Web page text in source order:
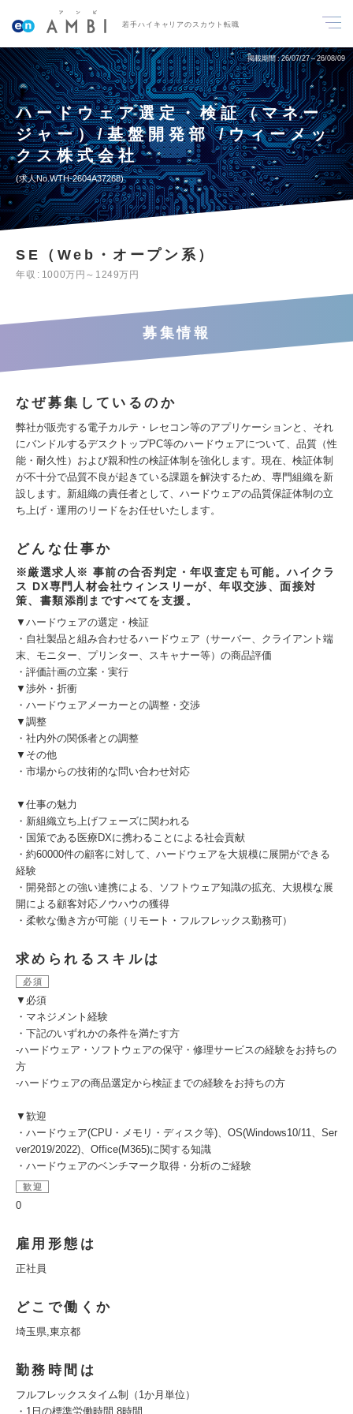
若手ハイキャリアのスカウト転職
掲載期間 26/07/27～26/08/09
ハードウェア選定・検証（マネー
ジャー）/基盤開発部 /ウィーメッ
クス株式会社
求人No.WTH-2604A37268
SE（Web・オープン系）
年収 1000万円～1249万円
募集情報
なぜ募集しているのか
弊社が販売する電子カルテ・レセコン等のアプリケーションと、それ
にバンドルするデスクトップPC等のハードウェアについて、品質（性
能・耐久性）および親和性の検証体制を強化します。現在、検証体制
が不十分で品質不良が起きている課題を解決するため、専門組織を新
設します。新組織の責任者として、ハードウェアの品質保証体制の立
ち上げ・運用のリードをお任せいたします。
どんな仕事か
※厳選求人※ 事前の合否判定・年収査定も可能。ハイクラ
ス DX専門人材会社ウィンスリーが、年収交渉、面接対
策、書類添削まですべてを支援。
▼ハードウェアの選定・検証
・自社製品と組み合わせるハードウェア（サーバー、クライアント端
末、モニター、プリンター、スキャナー等）の商品評価
・評価計画の立案・実行
▼渉外・折衝
・ハードウェアメーカーとの調整・交渉
▼調整
・社内外の関係者との調整
▼その他
・市場からの技術的な問い合わせ対応
▼仕事の魅力
・新組織立ち上げフェーズに関われる
・国策である医療DXに携わることによる社会貢献
・約60000件の顧客に対して、ハードウェアを大規模に展開ができる
経験
・開発部との強い連携による、ソフトウェア知識の拡充、大規模な展
開による顧客対応ノウハウの獲得
・柔軟な働き方が可能（リモート・フルフレックス勤務可）
求められるスキルは
必須
▼必須
・マネジメント経験
・下記のいずれかの条件を満たす方
-ハードウェア・ソフトウェアの保守・修理サービスの経験をお持ちの
方
-ハードウェアの商品選定から検証までの経験をお持ちの方
▼歓迎
・ハードウェア(CPU・メモリ・ディスク等)、OS(Windows10/11、Ser
ver2019/2022)、Office(M365)に関する知識
・ハードウェアのベンチマーク取得・分析のご経験
歓迎
0
雇用形態は
正社員
どこで働くか
埼玉県,東京都
勤務時間は
フルフレックスタイム制（1か月単位）
・1日の標準労働時間 8時間